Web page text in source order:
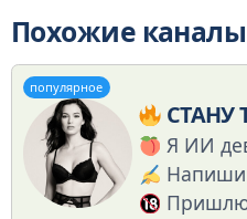
Похожие каналы
популярное
СТАНУ
Я ИИ